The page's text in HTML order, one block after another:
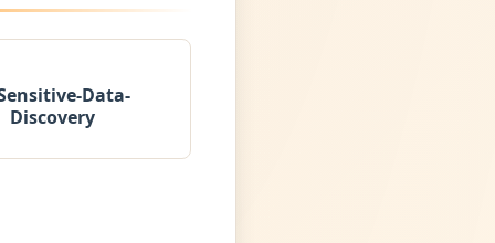
Data-
Discovery